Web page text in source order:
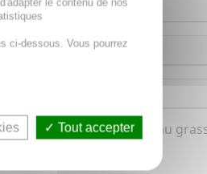
& adolescent (Peau
le contenu de nos
ci-dessous. Vous pourrez
Tout accepter